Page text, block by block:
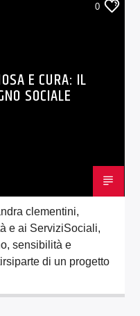
0
E CURA: IL
SOCIALE
clementini,
e ai ServiziSociali,
sensibilità e
di un progetto